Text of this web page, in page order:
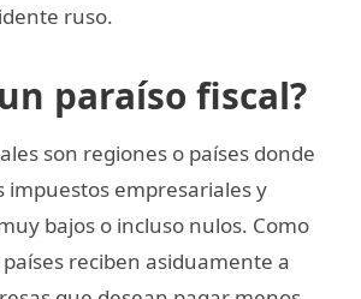
ruso.
paraíso fiscal?
son regiones o países donde
impuestos empresariales y
bajos o incluso nulos. Como
reciben asiduamente a